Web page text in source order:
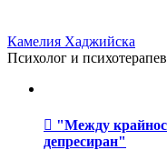
Камелия Хаджийска
Психолог и
"Между
депресиран"